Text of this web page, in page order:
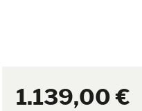
1.139,00 €